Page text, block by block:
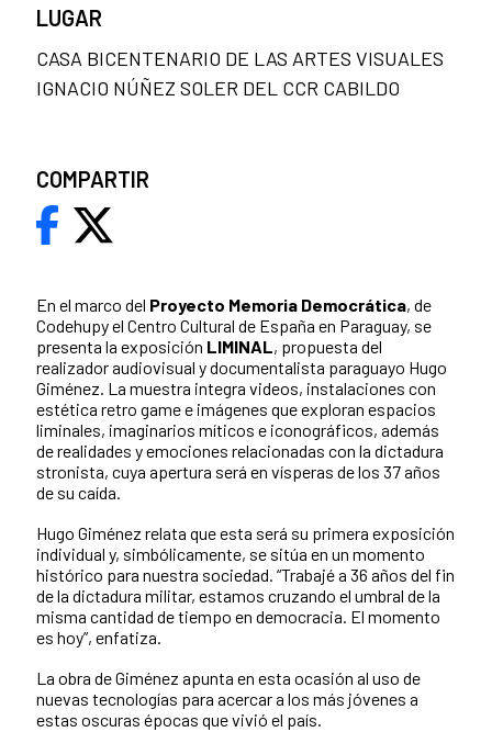
En el marco del Proyecto Memoria Democrática, de
Codehupy el Centro Cultural de España en Paraguay, se
presenta la exposición LIMINAL, propuesta del
realizador audiovisual y documentalista paraguayo Hugo
Giménez. La muestra integra videos, instalaciones con
estética retro game e imágenes que exploran espacios
liminales, imaginarios míticos e iconográficos, además
de realidades y emociones relacionadas con la dictadura
stronista, cuya apertura será en vísperas de los 37 años
de su caída.
Hugo Giménez relata que esta será su primera exposición
individual y, simbólicamente, se sitúa en un momento
histórico para nuestra sociedad. “Trabajé a 36 años del fin
de la dictadura militar, estamos cruzando el umbral de la
misma cantidad de tiempo en democracia. El momento
es hoy”, enfatiza.
La obra de Giménez apunta en esta ocasión al uso de
nuevas tecnologías para acercar a los más jóvenes a
estas oscuras épocas que vivió el país.
LUGAR
CASA BICENTENARIO DE LAS ARTES VISUALES
IGNACIO NÚÑEZ SOLER DEL CCR CABILDO
COMPARTIR